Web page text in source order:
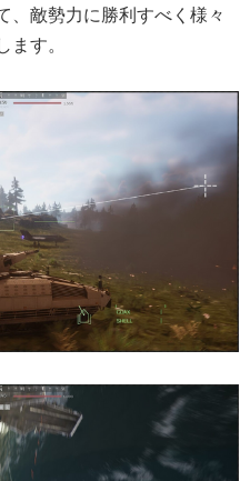
、敵勢力に勝利すべく様々
す。